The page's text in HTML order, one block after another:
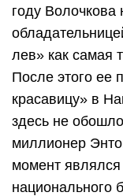
году Волочкова
лев» как самая
После этого ее
красавицу» в
здесь не
миллионер
момент являлся
национального